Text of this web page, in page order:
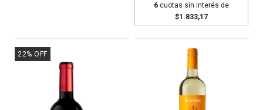
6 cuotas sin interés de
$1.833,17
22% OFF